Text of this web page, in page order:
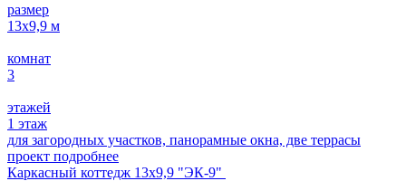
размер
13х9,9 м
комнат
3
этажей
1 этаж
для загородных участков, панорамные окна, две террасы
проект подробнее
Каркасный коттедж 13х9,9 "ЭК-9"